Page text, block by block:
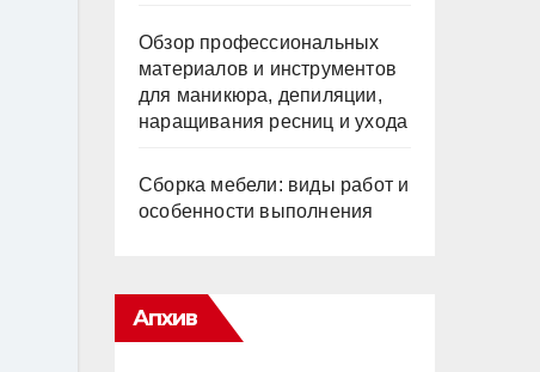
Обзор профессиональных
материалов и инструментов
для маникюра, депиляции,
наращивания ресниц и ухода
Сборка мебели: виды работ и
особенности выполнения
Апхив